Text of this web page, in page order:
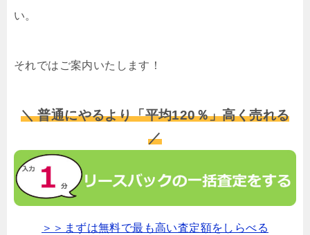
い。
それではご案内いたします！
＼ 普通にやるより「平均120％」高く売れる
／
＞＞まずは無料で最も高い査定額をしらべる